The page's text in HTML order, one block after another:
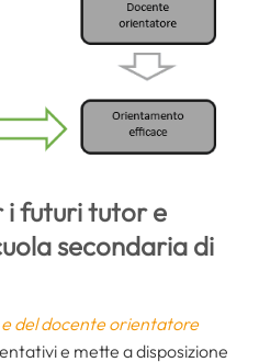
i futuri tutor e
secondaria di
del docente orientatore
e mette a disposizione